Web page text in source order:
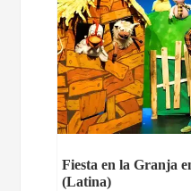
Fiesta en la Granja
(Latina)